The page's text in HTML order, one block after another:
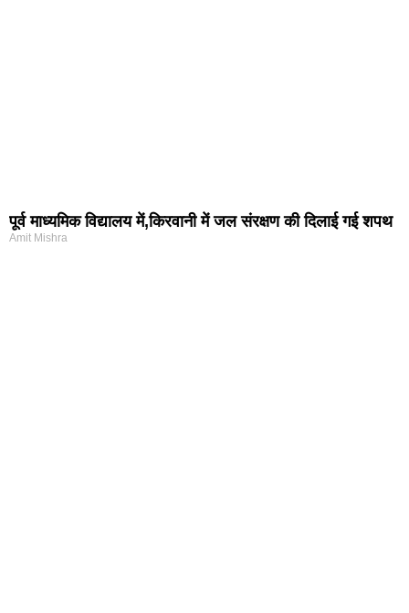
पूर्व माध्यमिक विद्यालय में,किरवानी में जल संरक्षण की दिलाई गई शपथ
Amit Mishra